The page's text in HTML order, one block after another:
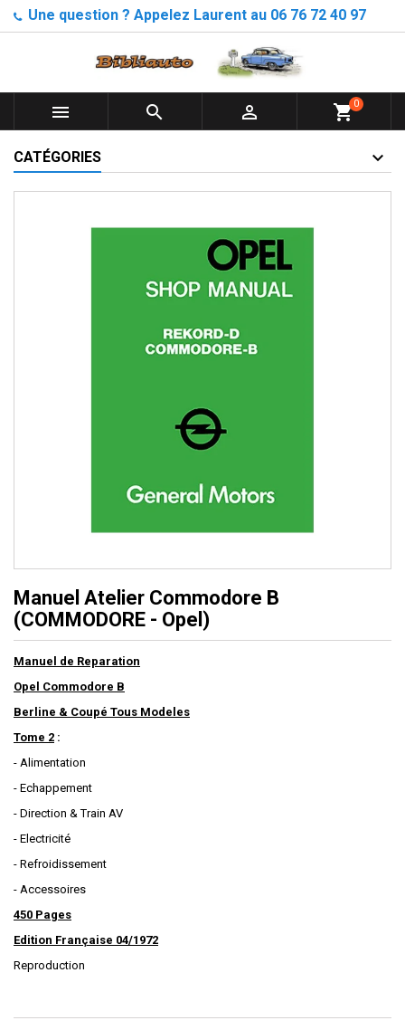
Une question ? Appelez Laurent au 06 76 72 40 97
   shopping_cart0
CATÉGORIES
Manuel Atelier Commodore B
(COMMODORE - Opel)
Manuel de Reparation
Opel Commodore B
Berline & Coupé Tous Modeles
Tome 2 :
- Alimentation
- Echappement
- Direction & Train AV
- Electricité
- Refroidissement
- Accessoires
450 Pages
Edition Française 04/1972
Reproduction